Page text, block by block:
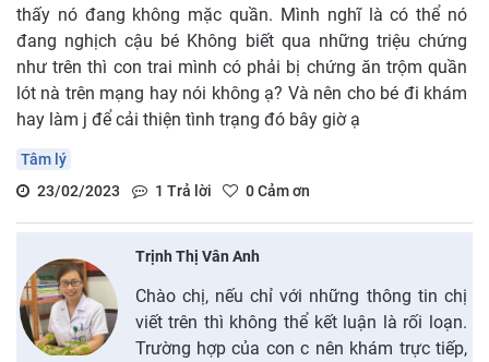
thấy nó đang không mặc quần. Mình nghĩ là có thể nó
đang nghịch cậu bé Không biết qua những triệu chứng
như trên thì con trai mình có phải bị chứng ăn trộm quần
lót nà trên mạng hay nói không ạ? Và nên cho bé đi khám
hay làm j để cải thiện tình trạng đó bây giờ ạ
Tâm lý
23/02/2023
1 Trả lời 0Cảm ơn
Trịnh Thị Vân Anh
Chào chị, nếu chỉ với những thông tin chị
viết trên thì không thể kết luận là rối loạn.
Trường hợp của con c nên khám trực tiếp,